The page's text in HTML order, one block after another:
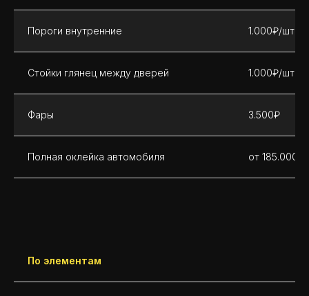
Пороги внутренние 1.000₽/шт
Стойки глянец между дверей 1.000₽/шт
Фары 3.500₽
Полная оклейка автомобиля от 185.000₽
По элементам